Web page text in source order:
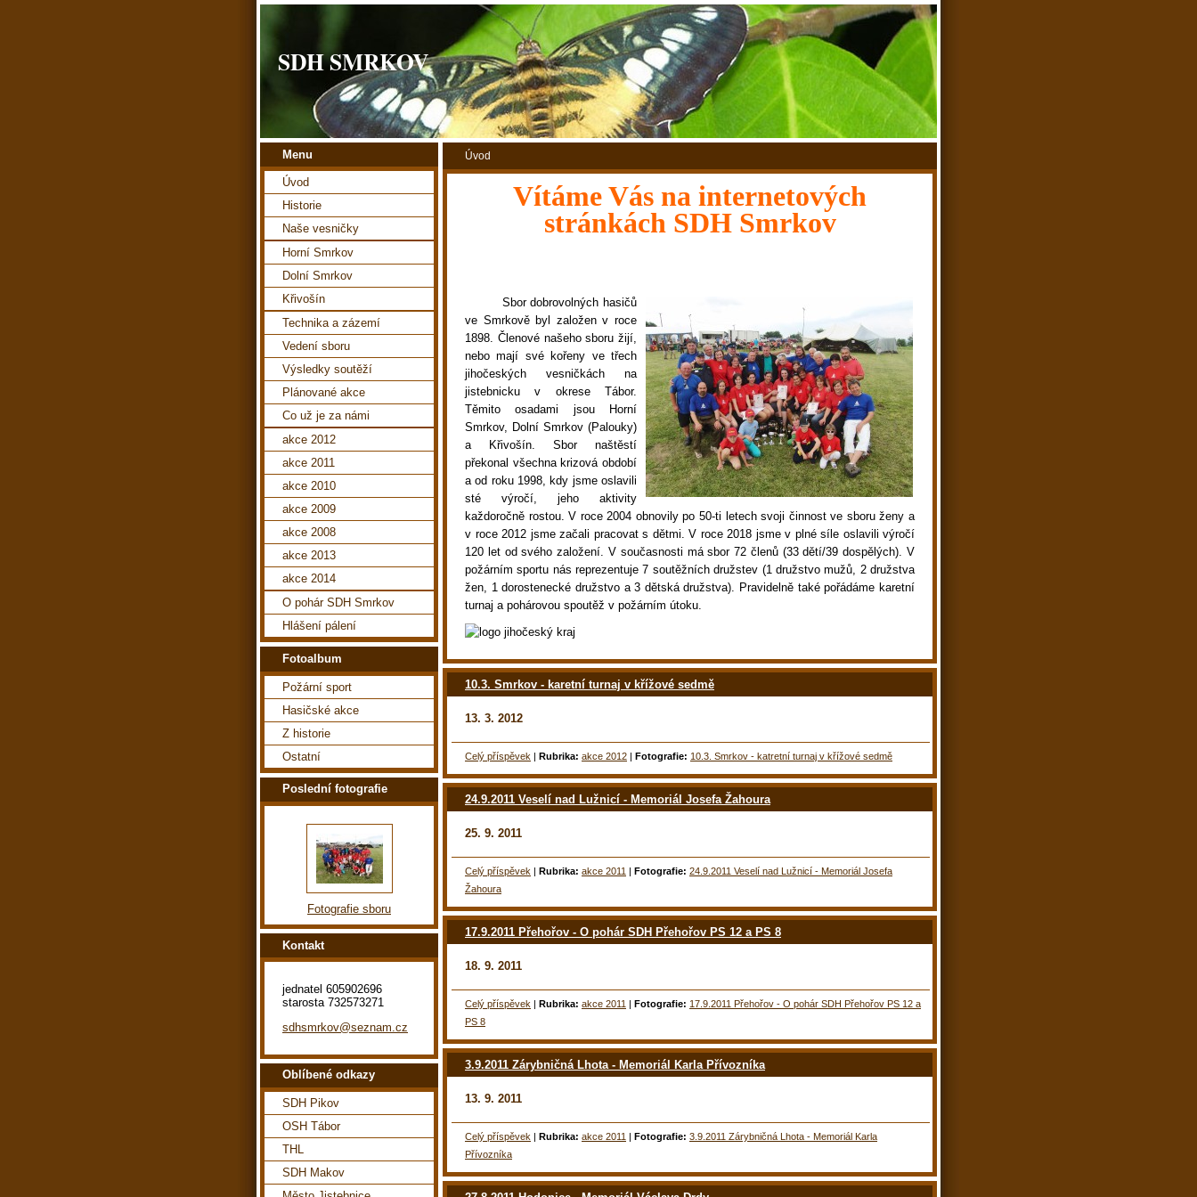
SDH SMRKOV
Úvod
Vítáme Vás na internetových
stránkách SDH Smrkov
Sbor dobrovolných hasičů
ve Smrkově byl založen v roce
1898. Členové našeho sboru žijí,
nebo mají své kořeny ve třech
jihočeských vesničkách na
jistebnicku v okrese Tábor.
Těmito osadami jsou Horní
Smrkov, Dolní Smrkov (Palouky)
a Křivošín. Sbor naštěstí
překonal všechna krizová období
a od roku 1998, kdy jsme oslavili
sté výročí, jeho aktivity
každoročně rostou. V roce 2004 obnovily po 50-ti letech svoji činnost ve sboru ženy a
v roce 2012 jsme začali pracovat s dětmi. V roce 2018 jsme v plné síle oslavili výročí
120 let od svého založení. V současnosti má sbor 72 členů (33 dětí/39 dospělých). V
požárním sportu nás reprezentuje 7 soutěžních družstev (1 družstvo mužů, 2 družstva
žen, 1 dorostenecké družstvo a 3 dětská družstva). Pravidelně také pořádáme karetní
turnaj a pohárovou spoutěž v požárním útoku.
10.3. Smrkov - karetní turnaj v křížové sedmě
13. 3. 2012
Celý příspěvek | Rubrika: akce 2012 | Fotografie: 10.3. Smrkov - katretní turnaj v křížové sedmě
24.9.2011 Veselí nad Lužnicí - Memoriál Josefa Žahoura
25. 9. 2011
Celý příspěvek | Rubrika: akce 2011 | Fotografie: 24.9.2011 Veselí nad Lužnicí - Memoriál Josefa
Žahoura
17.9.2011 Přehořov - O pohár SDH Přehořov PS 12 a PS 8
18. 9. 2011
Celý příspěvek | Rubrika: akce 2011 | Fotografie: 17.9.2011 Přehořov - O pohár SDH Přehořov PS 12 a
PS 8
3.9.2011 Zárybničná Lhota - Memoriál Karla Přívozníka
13. 9. 2011
Celý příspěvek | Rubrika: akce 2011 | Fotografie: 3.9.2011 Zárybničná Lhota - Memoriál Karla
Přívozníka
Menu
Úvod
Historie
Naše vesničky
Horní Smrkov
Dolní Smrkov
Křivošín
Technika a zázemí
Vedení sboru
Výsledky soutěží
Plánované akce
Co už je za námi
akce 2012
akce 2011
akce 2010
akce 2009
akce 2008
akce 2013
akce 2014
O pohár SDH Smrkov
Hlášení pálení
Fotoalbum
Požární sport
Hasičské akce
Z historie
Ostatní
Poslední fotografie
Fotografie sboru
Kontakt
jednatel 605902696
starosta 732573271
sdhsmrkov@seznam.cz
Oblíbené odkazy
SDH Pikov
OSH Tábor
THL
SDH Makov